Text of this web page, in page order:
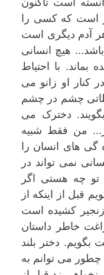
است تاکنون
است که کسی را
آدم دیگری است
هیچ انسانی
با احتیاط
او زانو می
چشم در چشم
دخترک می
من فقط شبیه
های انسان را
نمی تواند در
چه هستی اگر
قبل از اینکه از
کشیده است
خاطر داستان
دختر بلند
می توانم به